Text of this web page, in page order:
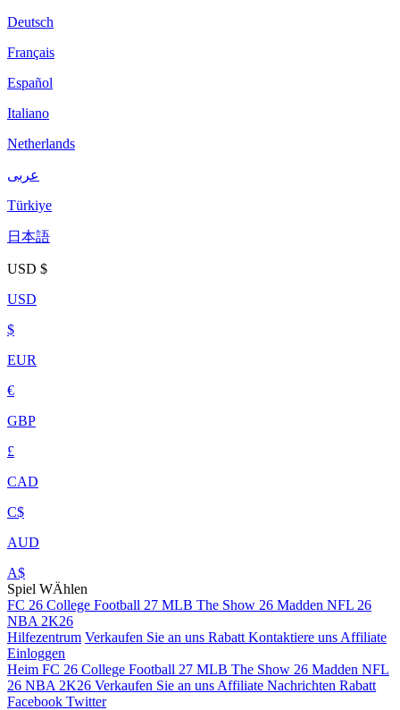
Deutsch
Français
Español
Italiano
Netherlands
عربى
Türkiye
日本語
USD $
USD
$
EUR
€
GBP
£
CAD
C$
AUD
A$
Spiel WÄhlen
FC 26 College Football 27 MLB The Show 26 Madden NFL 26
NBA 2K26
Hilfezentrum Verkaufen Sie an uns Rabatt Kontaktiere uns Affiliate
Einloggen
Heim FC 26 College Football 27 MLB The Show 26 Madden NFL
26 NBA 2K26 Verkaufen Sie an uns Affiliate Nachrichten Rabatt
Facebook Twitter